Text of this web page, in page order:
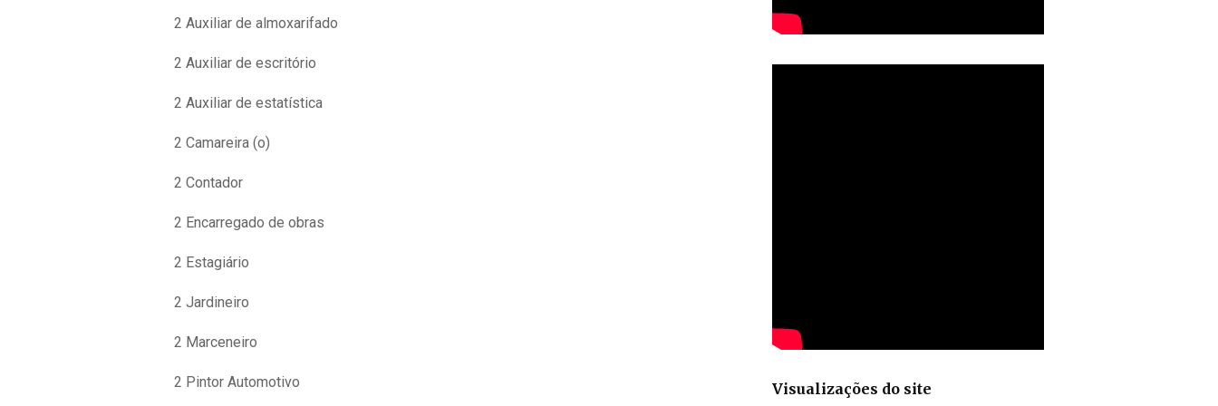
2 Auxiliar de almoxarifado
2 Auxiliar de escritório
2 Auxiliar de estatística
2 Camareira (o)
2 Contador
2 Encarregado de obras
2 Estagiário
2 Jardineiro
2 Marceneiro
2 Pintor Automotivo Visualizações do site